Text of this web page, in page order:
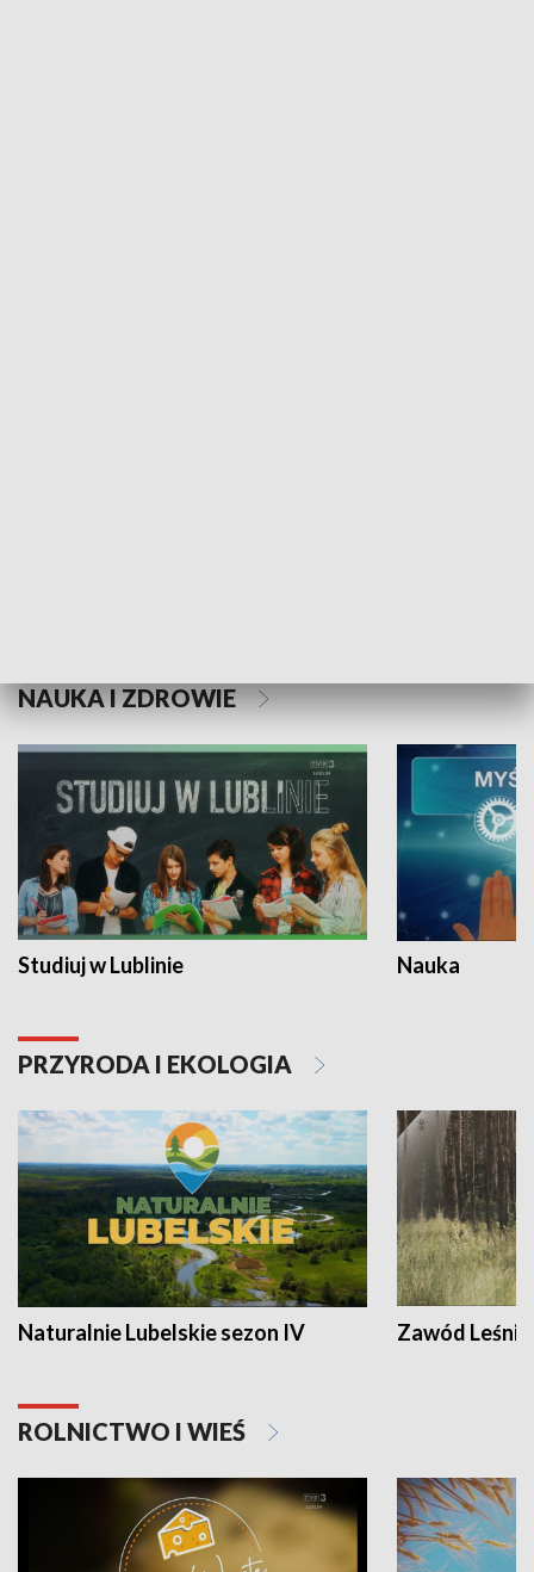
NAUKA I ZDROWIE
Studiuj w Lublinie Nauka
PRZYRODA I EKOLOGIA
Naturalnie Lubelskie sezon IV Zawód Leśnik
ROLNICTWO I WIEŚ